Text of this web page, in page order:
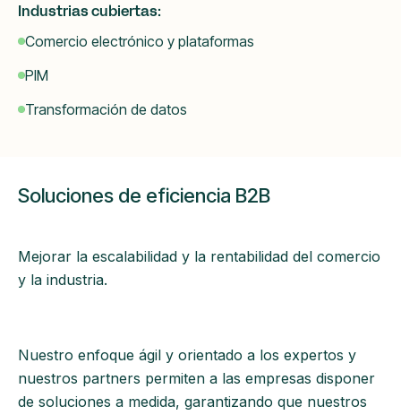
Industrias cubiertas:
Comercio electrónico y plataformas
PIM
Transformación de datos
Soluciones de eficiencia B2B
Mejorar la escalabilidad y la rentabilidad del comercio
y la industria.
Nuestro enfoque ágil y orientado a los expertos y
nuestros partners permiten a las empresas disponer
de soluciones a medida, garantizando que nuestros